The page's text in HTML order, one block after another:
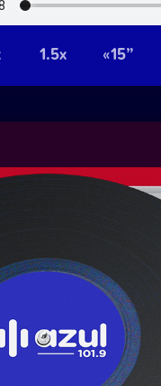
1.5x «15”
desarrollo del sitio,
redes:Equipo Digital de